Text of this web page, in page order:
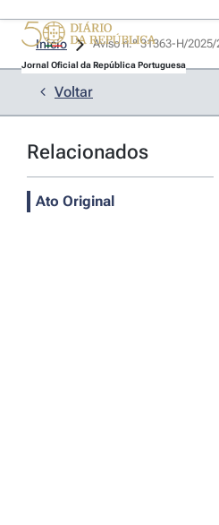
Jornal Oficial da República Portuguesa
Início
Voltar
Relacionados
Ato Original